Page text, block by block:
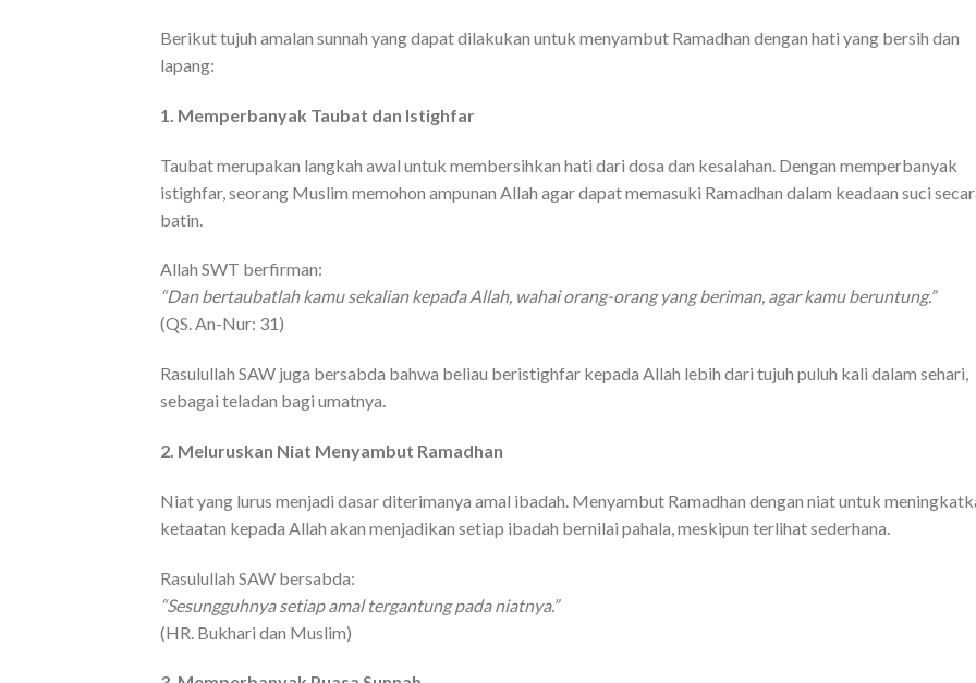
Berikut tujuh amalan sunnah yang dapat dilakukan untuk menyambut Ramadhan dengan hati yang bersih dan
lapang:
1. Memperbanyak Taubat dan Istighfar
Taubat merupakan langkah awal untuk membersihkan hati dari dosa dan kesalahan. Dengan memperbanyak
istighfar, seorang Muslim memohon ampunan Allah agar dapat memasuki Ramadhan dalam keadaan suci
batin.
Allah SWT berfirman:
“Dan bertaubatlah kamu sekalian kepada Allah, wahai orang-orang yang beriman, agar kamu beruntung.”
(QS. An-Nur: 31)
Rasulullah SAW juga bersabda bahwa beliau beristighfar kepada Allah lebih dari tujuh puluh kali dalam sehari,
sebagai teladan bagi umatnya.
2. Meluruskan Niat Menyambut Ramadhan
Niat yang lurus menjadi dasar diterimanya amal ibadah. Menyambut Ramadhan dengan niat untuk
ketaatan kepada Allah akan menjadikan setiap ibadah bernilai pahala, meskipun terlihat sederhana.
Rasulullah SAW bersabda:
“Sesungguhnya setiap amal tergantung pada niatnya.”
(HR. Bukhari dan Muslim)